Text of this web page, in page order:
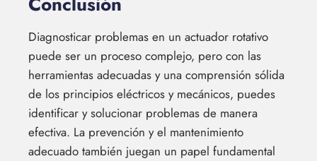
Diagnosticar problemas en un actuador rotativo
puede ser un proceso complejo, pero con las
herramientas adecuadas y una comprensión sólida
de los principios eléctricos y mecánicos, puedes
identificar y solucionar problemas de manera
efectiva. La prevención y el mantenimiento
adecuado también juegan un papel fundamental